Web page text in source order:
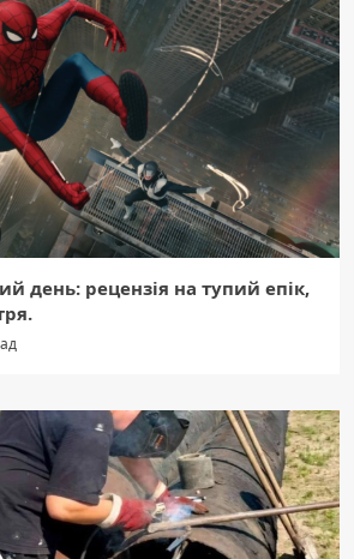
день: рецензія на тупий епік,